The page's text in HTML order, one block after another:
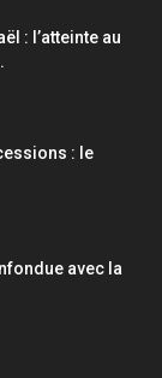
: l’atteinte au
: le
avec la